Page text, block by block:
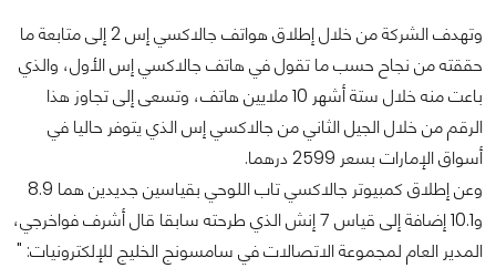
وتهدف الشركة من خلال إطلاق هواتف جالاكسي إس 2 إلى متابعة ما
حققته من نجاح حسب ما تقول في هاتف جالاكسي إس الأول، والذي
باعت منه خلال ستة أشهر 10 ملايين هاتف، وتسعى إلى تجاوز هذا
الرقم من خلال الجيل الثاني من جالاكسي إس الذي يتوفر حاليا في
أسواق الإمارات بسعر 2599 درهما.
وعن إطلاق كمبيوتر جالاكسي تاب اللوحي بقياسين جديدين هما 8.9
و10.1 إضافة إلى قياس 7 إنش الذي طرحته سابقا قال أشرف فواخرجي،
المدير العام لمجموعة الاتصالات في سامسونج الخليج للإلكترونيات: "